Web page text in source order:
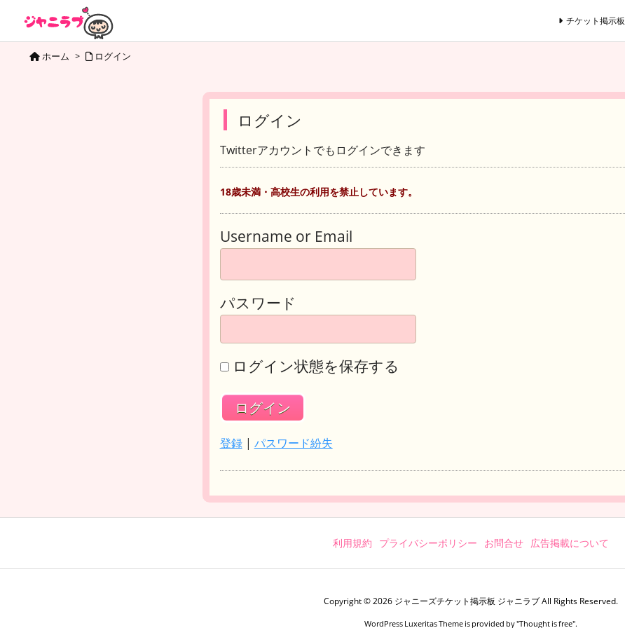
チケット掲示板
ホーム > ログイン
ログイン
Twitterアカウントでもログインできます
18歳未満・高校生の利用を禁止しています。
Username or Email
パスワード
ログイン状態を保存する
登録| パスワード紛失
利用規約 プライバシーポリシー お問合せ 広告掲載について
Copyright ©2026 ジャニーズチケット掲示板 ジャニラブAll Rights Reserved.
WordPress Luxeritas Theme is provided by "Thought is free".